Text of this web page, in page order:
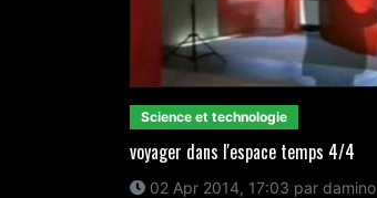
Science et technologie
voyager dans l'espace temps 4/4
02 Apr 2014, 17:03 par damino